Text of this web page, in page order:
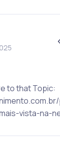
to that Topic:
vista-na-